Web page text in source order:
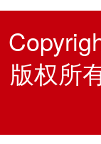
版权